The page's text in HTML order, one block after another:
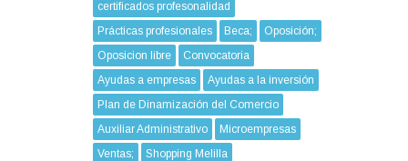
certificados profesonalidad
Prácticas profesionales
Beca;
Oposición;
Oposicion libre
Convocatoria
Ayudas a empresas
Ayudas a la inversión
Plan de Dinamización del Comercio
Auxiliar Administrativo
Microempresas
Ventas;
Shopping Melilla